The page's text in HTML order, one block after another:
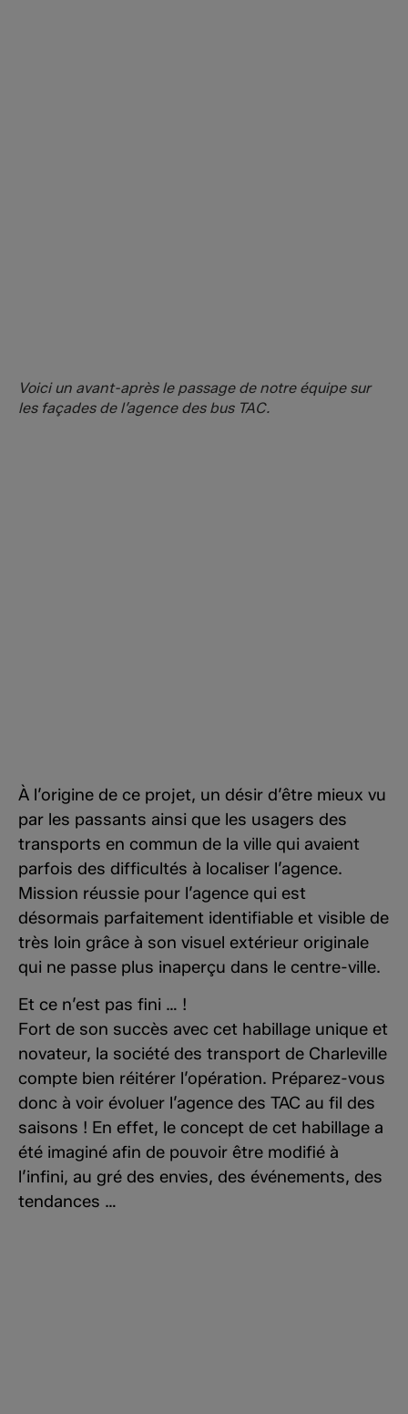
Voici un avant-après le passage de notre équipe sur
les façades de l’agence des bus TAC.
À l’origine de ce projet, un désir d’être mieux vu
par les passants ainsi que les usagers des
transports en commun de la ville qui avaient
parfois des difficultés à localiser l’agence.
Mission réussie pour l’agence qui est
désormais parfaitement identifiable et visible de
très loin grâce à son visuel extérieur originale
qui ne passe plus inaperçu dans le centre-ville.
Et ce n’est pas fini … !
Fort de son succès avec cet habillage unique et
novateur, la société des transport de Charleville
compte bien réitérer l’opération. Préparez-vous
donc à voir évoluer l’agence des TAC au fil des
saisons ! En effet, le concept de cet habillage a
été imaginé afin de pouvoir être modifié à
l’infini, au gré des envies, des événements, des
tendances …